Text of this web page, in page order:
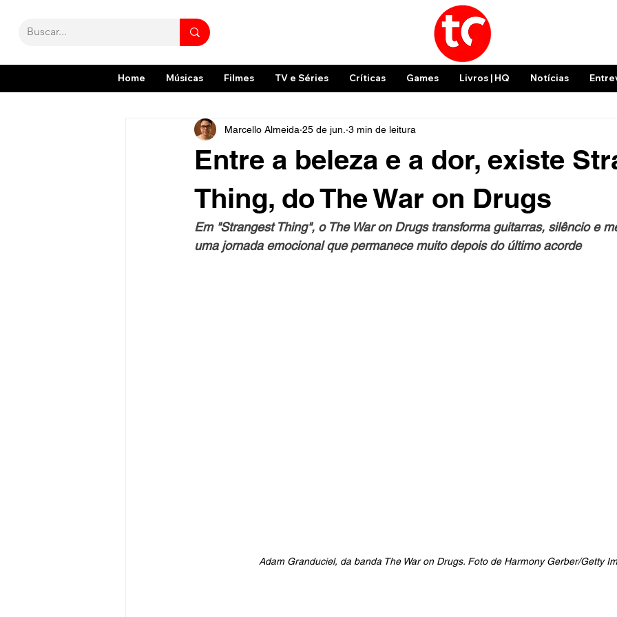
Home Músicas Filmes TV e Séries Críticas Games Livros | HQ Notícias
Entre a beleza e a dor, existe
Thing, do The War on Drugs
Marcello Almeida 25 de jun. 3 min de leitura
Em "Strangest Thing", o The War on Drugs transforma guitarras, silêncio e
uma jornada emocional que permanece muito depois do último acorde
Adam Granduciel, da banda The War on Drugs. Foto de Harmony Gerber/Getty